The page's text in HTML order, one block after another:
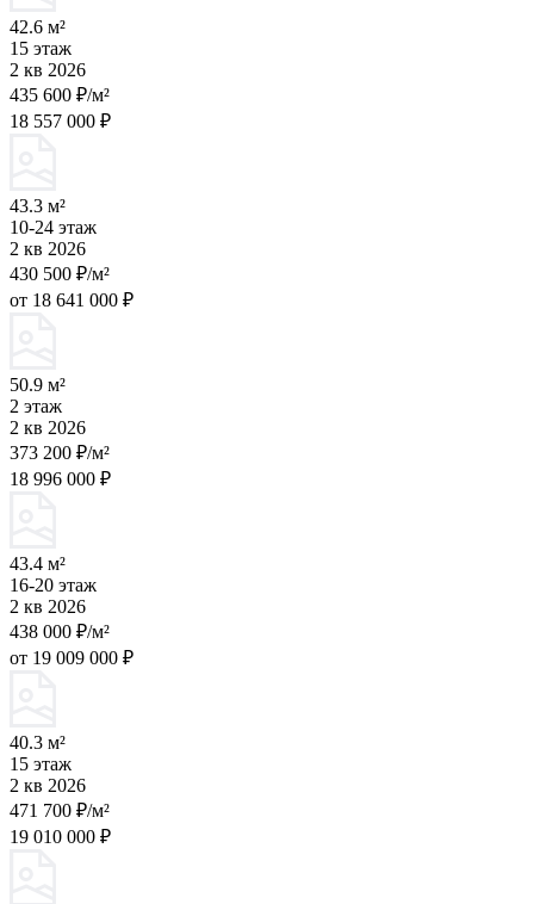
42.6 м²
15 этаж
2 кв 2026
435 600 ₽/м²
18 557 000 ₽
43.3 м²
10-24 этаж
2 кв 2026
430 500 ₽/м²
от 18 641 000 ₽
50.9 м²
2 этаж
2 кв 2026
373 200 ₽/м²
18 996 000 ₽
43.4 м²
16-20 этаж
2 кв 2026
438 000 ₽/м²
от 19 009 000 ₽
40.3 м²
15 этаж
2 кв 2026
471 700 ₽/м²
19 010 000 ₽